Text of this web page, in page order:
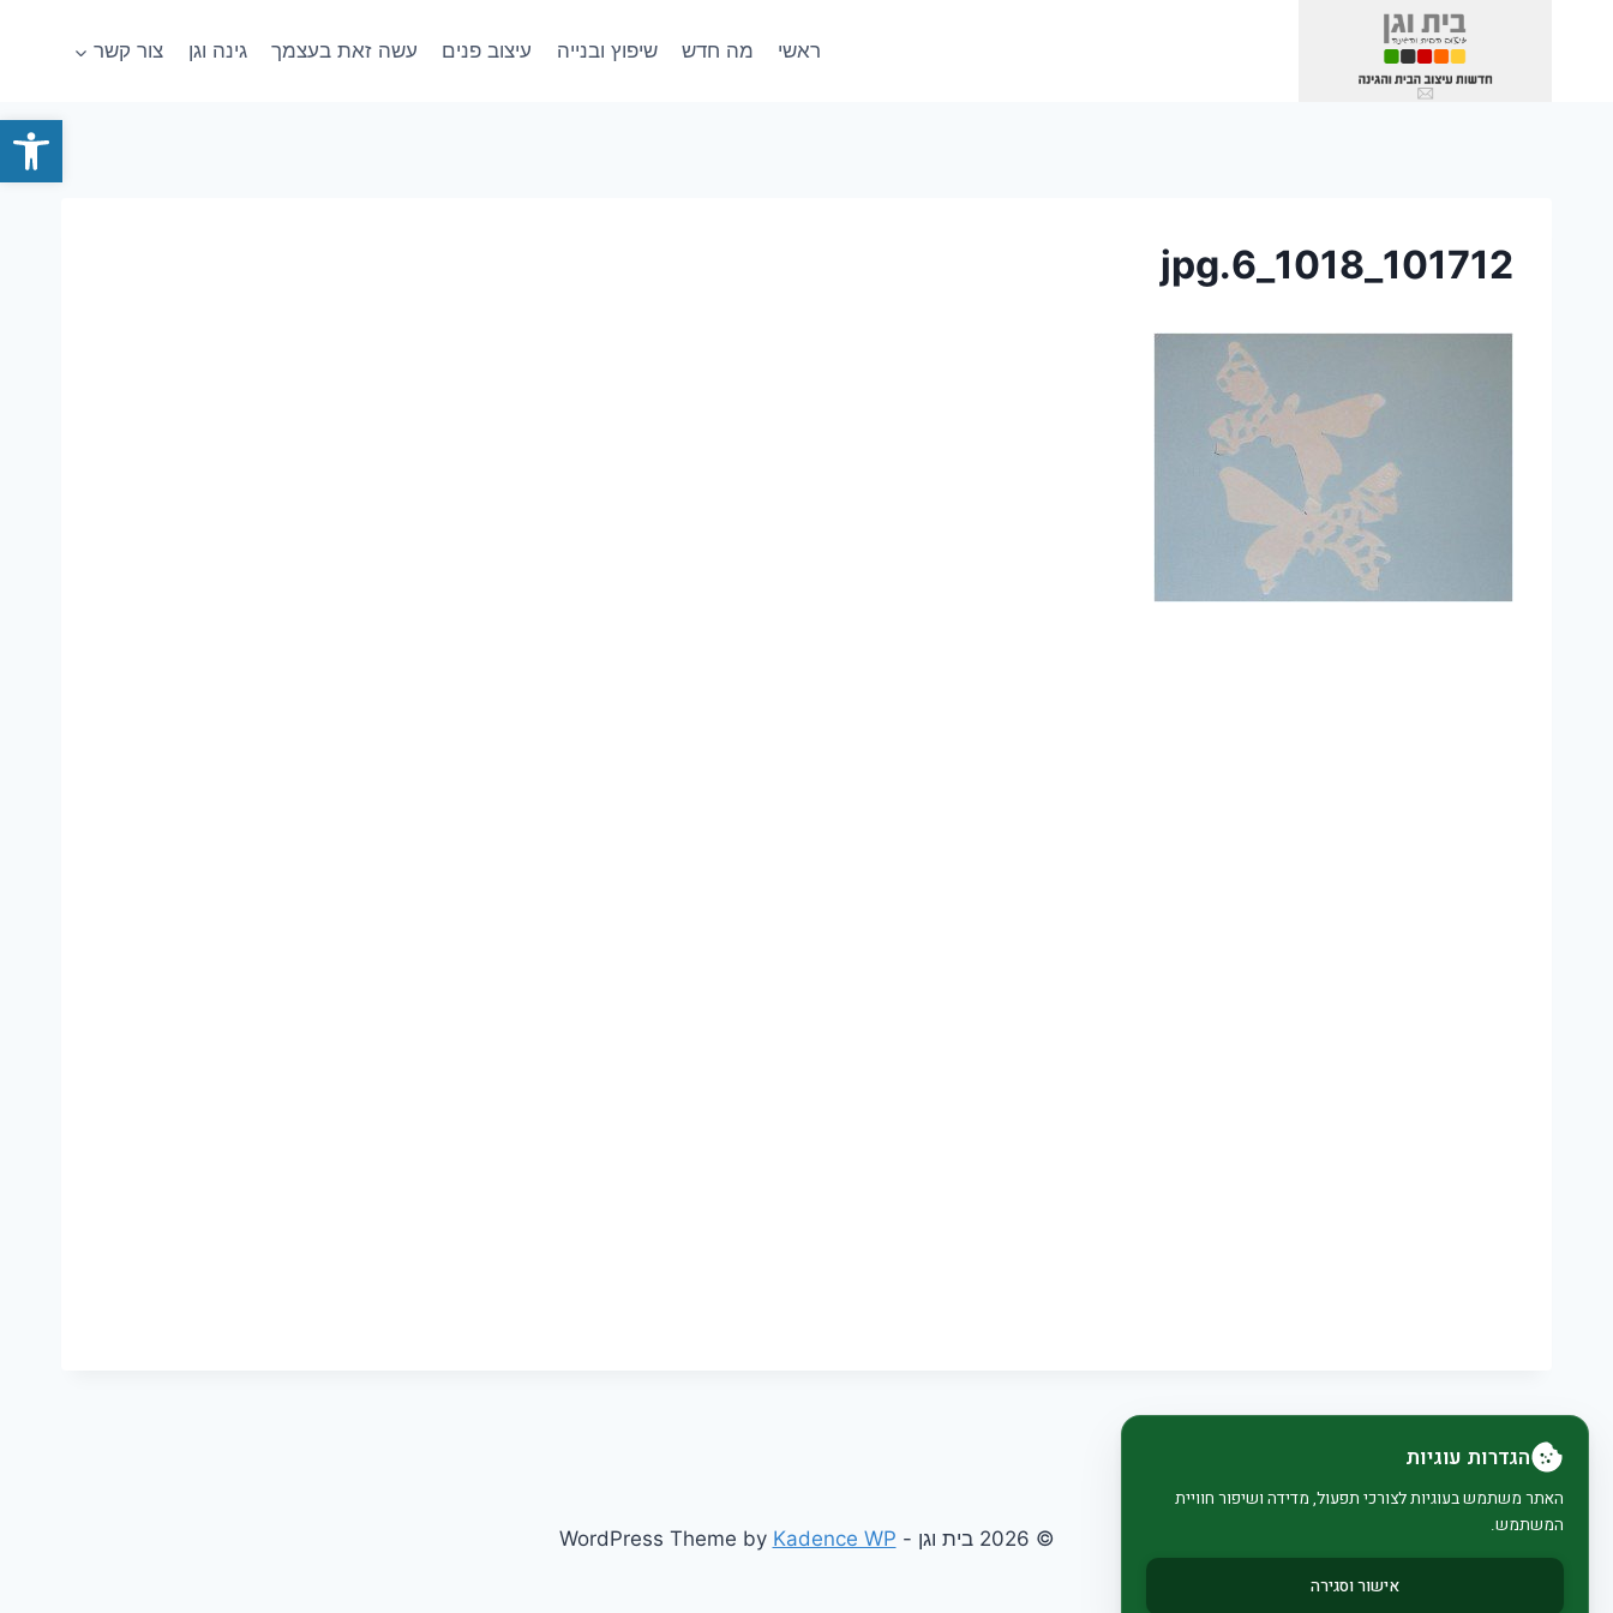
פתח
ראשי מה חדש שיפוץ ובנייה עיצוב פנים עשה זאת בעצמך גינה וגן צור קשר
101712_1018_6.jpg
© 2026 בית וגן - WordPress Theme by Kadence WP
הגדרות עוגיות
האתר משתמש בעוגיות לצורכי תפעול, מדידה ושיפור חוויית
המשתמש.
אישור וסגירה